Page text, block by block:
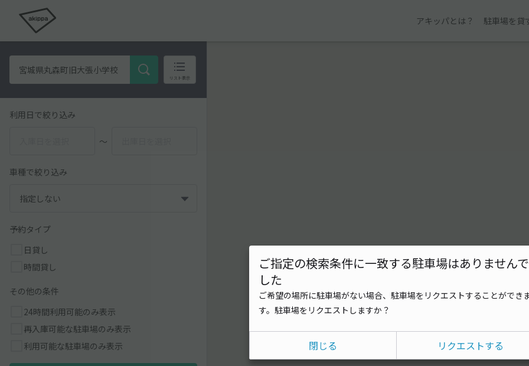
アキッパとは？ 駐車場を貸
利用日で絞り込み
〜
車種で絞り込み
予約タイプ
日貸し
時間貸し
その他の条件
24時間利用可能のみ表示
再入庫可能な駐車場のみ表示
利用可能な駐車場のみ表示
リスト表示
ご指定の検索条件に一致する駐車場はありませんで
した
ご希望の場所に駐車場がない場合、駐車場をリクエストすることができ
す。駐車場をリクエストしますか？
閉じる リクエストする